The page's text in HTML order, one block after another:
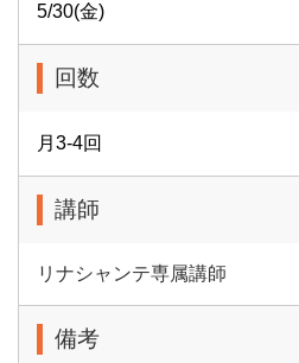
5/30(金)
回数
月3‐4回
講師
リナシャンテ専属講師
備考